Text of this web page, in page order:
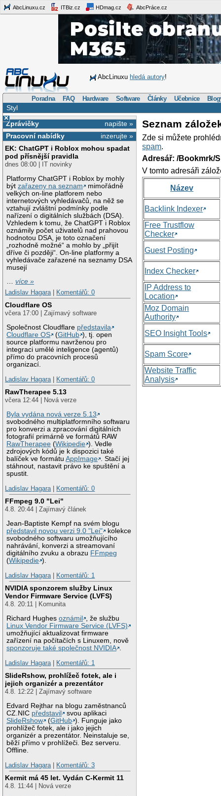
AbcLinuxu.cz ITBiz.cz HDmag.cz AbcPráce.cz
AbcLinuxu hledá autory!
Poradna FAQ Hardware Software Články Učebnice
Styl
×
napište »
Zprávičky
inzerujte »
Pracovní nabídky
EK: ChatGPT i Roblox mohou spadat
pod přísnější pravidla
dnes 08:00 | IT novinky
Platformy ChatGPT i Roblox by mohly
býtzařazeny na seznam
mimořádně
velkých on-line platforem nebo
internetových vyhledávačů, na něž se
vztahují zvláštní podmínky podle
nařízení o digitálních službách (DSA).
Vzhledem k tomu, že ChatGPT i Roblox
oznámily počet uživatelů nad prahovou
hodnotou DSA, je toto označení
„rozhodně možné“ a mohlo by „přijít
dříve či později“. On-line platformy a
vyhledávače zařazené na seznamy DSA
musejí
…více »
Ladislav Hagara
Komentářů: 0
Cloudflare OS
včera 17:00 | Zajímavý software
Společnost Cloudflare představila
Cloudflare OS
(GitHub ), tj. open
source platformu navrženou pro
integraci umělé inteligence (agentů)
přímo do pracovních procesů
organizací.
Ladislav Hagara
Komentářů: 0
RawTherapee 5.13
včera 12:44 | Nová verze
Byla vydána nová verze 5.13
svobodného multiplatformního softwaru
pro konverzi a zpracování digitálních
fotografií primárně ve formátů RAW
RawTherapee (Wikipedie ). Vedle
zdrojových kódů je k dispozici také
balíček ve formátuAppImage . Stačí jej
stáhnout, nastavit právo ke spuštění a
spustit.
Ladislav Hagara
Komentářů: 0
FFmpeg 9.0 "Lei"
4.8. 20:44 | Zajímavý článek
Jean-Baptiste Kempf na svém blogu
představil novou verzi 9.0 "Lei"
kolekce
svobodného softwaru umožňujícího
nahrávání, konverzi a streamovaní
digitálního zvuku a obrazu FFmpeg
(Wikipedie ).
Ladislav Hagara
Komentářů: 1
NVIDIA sponzorem služby Linux
Vendor Firmware Service (LVFS)
4.8. 20:11 | Komunita
Richard Hughesoznámil
, že službu
Linux Vendor Firmware Service (LVFS)
umožňující aktualizovat firmware
zařízení na počítačích s Linuxem, nově
sponzoruje také společnost NVIDIA .
Ladislav Hagara | Komentářů: 1
SlideRshow, prohlížeč fotek, ale i
jejich organizér a prezentátor
4.8. 12:22 | Zajímavý software
Edvard Rejthar na blogu zaměstnanců
CZ.NIC představil
svou aplikaci
SlideRshow
(GitHub ). Funguje jako
prohlížeč fotek, ale i jako jejich
organizér a prezentátor. Neinstaluje se,
běží přímo v prohlížeči. Bez serveru.
Offline.
Ladislav Hagara | Komentářů: 3
Kermit má 45 let. Vydán C-Kermit 11
4.8. 11:44 | Nová verze
Seznam
Zde si můžete
spam.
Adresář: /Bookmrk/
V tomto adresáři
Název
Backlink Indexer
Free Trustflow
Checker
Guest Posting
Index Checker
IP Address to
Location
Moz Domain
Authority
SEO Insight Tools
Spam Score
Website Traffic
Analysis